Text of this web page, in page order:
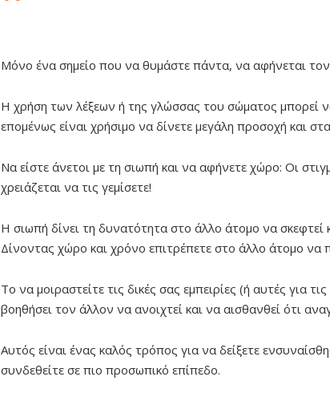
Μόνο ένα σημείο που να θυμάστε πάντα, να αφήνεται
Η χρήση των λέξεων ή της γλώσσας του σώματος μπορεί
επομένως είναι χρήσιμο να δίνετε μεγάλη προσοχή και
Να είστε άνετοι με τη σιωπή και να αφήνετε χώρο: Οι
χρειάζεται να τις γεμίσετε!
Η σιωπή δίνει τη δυνατότητα στο άλλο άτομο να σκεφτεί
Δίνοντας χώρο και χρόνο επιτρέπετε στο άλλο άτομο να
Το να μοιραστείτε τις δικές σας εμπειρίες (ή αυτές για
βοηθήσει τον άλλον να ανοιχτεί και να αισθανθεί ότι
Αυτός είναι ένας καλός τρόπος για να δείξετε
συνδεθείτε σε πιο προσωπικό επίπεδο.